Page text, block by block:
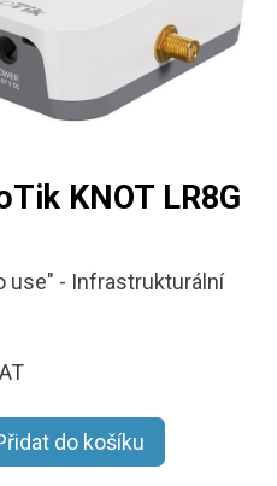
KNOT LR8G
use" - Infrastrukturální
do košíku